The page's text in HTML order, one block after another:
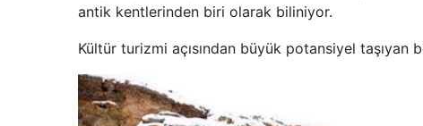
antik kentlerinden biri olarak biliniyor.
Kültür turizmi açısından büyük potansiyel